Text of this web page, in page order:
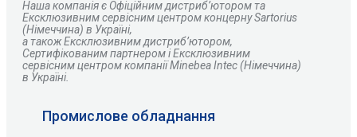
Наша компанія є Офіційним дистриб’ютором та
Ексклюзивним сервісним центром концерну Sartorius
(Німеччина) в Україні,
а також Ексклюзивним дистриб’ютором,
Сертифікованим партнером і Ексклюзивним
сервісним центром компанії Minebea Intec (Німеччина)
в Україні.
Промислове обладнання